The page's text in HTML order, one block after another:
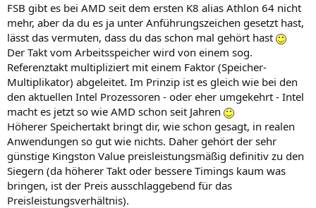
FSB gibt es bei AMD seit dem ersten K8 alias Athlon 64 nicht
mehr, aber da du es ja unter Anführungszeichen gesetzt hast,
lässt das vermuten, dass du das schon mal gehört hast
Der Takt vom Arbeitsspeicher wird von einem sog.
Referenztakt multipliziert mit einem Faktor (Speicher-
Multiplikator) abgeleitet. Im Prinzip ist es gleich wie bei den
den aktuellen Intel Prozessoren - oder eher umgekehrt - Intel
macht es jetzt so wie AMD schon seit Jahren
Höherer Speichertakt bringt dir, wie schon gesagt, in realen
Anwendungen so gut wie nichts. Daher gehört der sehr
günstige Kingston Value preisleistungsmäßig definitiv zu den
Siegern (da höherer Takt oder bessere Timings kaum was
bringen, ist der Preis ausschlaggebend für das
Preisleistungsverhältnis).